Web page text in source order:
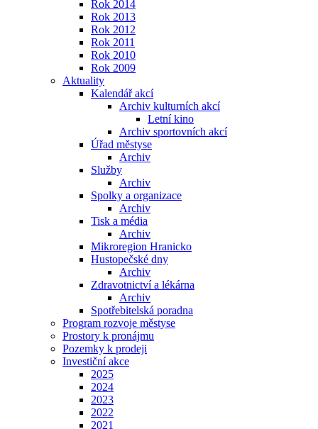
Rok 2014
Rok 2013
Rok 2012
Rok 2011
Rok 2010
Rok 2009
Aktuality
Kalendář akcí
Archiv kulturních akcí
Letní kino
Archiv sportovních akcí
Úřad městyse
Archiv
Služby
Archiv
Spolky a organizace
Archiv
Tisk a média
Archiv
Mikroregion Hranicko
Hustopečské dny
Archiv
Zdravotnictví a lékárna
Archiv
Spotřebitelská poradna
Program rozvoje městyse
Prostory k pronájmu
Pozemky k prodeji
Investiční akce
2025
2024
2023
2022
2021